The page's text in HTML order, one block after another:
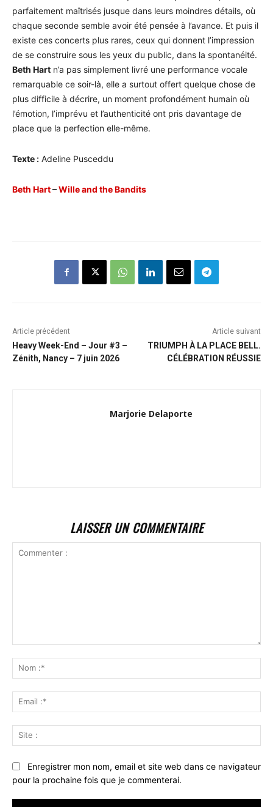
parfaitement maîtrisés jusque dans leurs moindres détails, où
chaque seconde semble avoir été pensée à l’avance. Et puis il
existe ces concerts plus rares, ceux qui donnent l’impression
de se construire sous les yeux du public, dans la spontanéité.
Beth Hart n’a pas simplement livré une performance vocale
remarquable ce soir-là, elle a surtout offert quelque chose de
plus difficile à décrire, un moment profondément humain où
l’émotion, l’imprévu et l’authenticité ont pris davantage de
place que la perfection elle-même.
Texte : Adeline Pusceddu
Beth Hart–Wille and the Bandits
Article précédent
Heavy Week-End – Jour #3 –
Zénith, Nancy – 7 juin 2026
Article suivant
TRIUMPH À LA PLACE BELL.
CÉLÉBRATION RÉUSSIE
Marjorie Delaporte
LAISSER UN COMMENTAIRE
:*
:*
:
Enregistrer mon nom, email et site web dans ce navigateur
pour la prochaine fois que je commenterai.